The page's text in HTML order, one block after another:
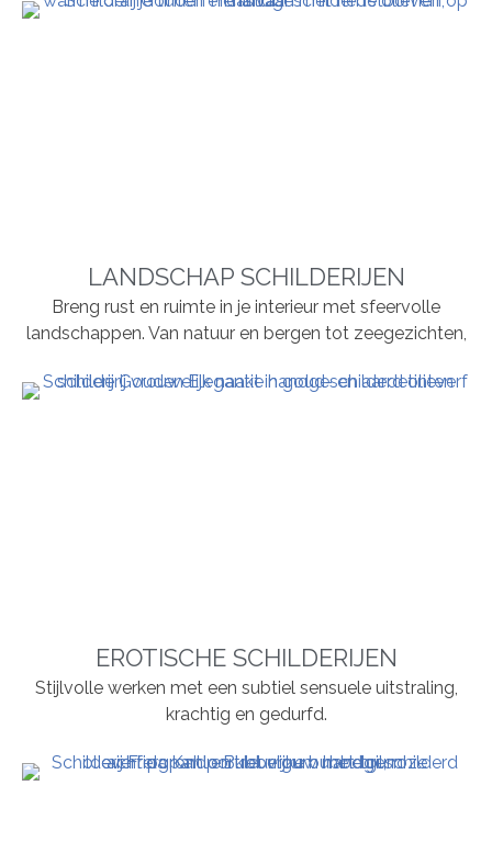
LANDSCHAP SCHILDERIJEN
Breng rust en ruimte in je interieur met sfeervolle
landschappen. Van natuur en bergen tot zeegezichten,
EROTISCHE SCHILDERIJEN
Stijlvolle werken met een subtiel sensuele uitstraling,
krachtig en gedurfd.